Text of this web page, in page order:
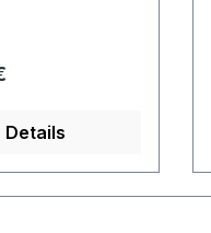
Preis:
Details